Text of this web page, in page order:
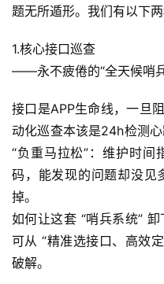
题无所遁形。我们有以下
1.核心接口巡查
——永不疲倦的“全天候哨
接口是APP生命线，一旦
动化巡查本该是24h检测
“负重马拉松”：维护时间
码，能发现的问题却没见
掉。
如何让这套 “哨兵系统”
可从 “精准选接口、高效
破解。